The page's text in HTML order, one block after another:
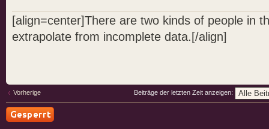
[align=center]There are two kinds of people in
extrapolate from incomplete data.[/align]
Vorherige Beiträge der letzten Zeit anzeigen: